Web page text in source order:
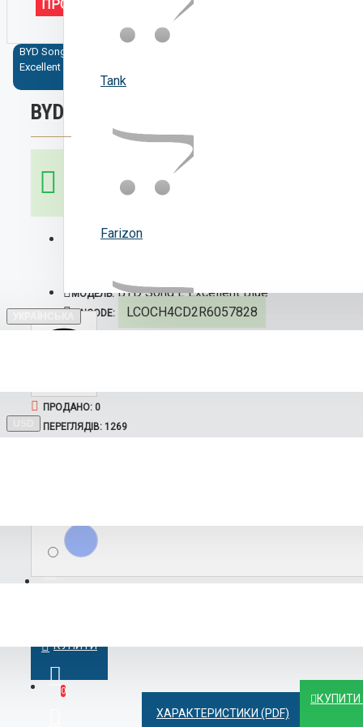
Tank
Farizon
0
ПРОДАНО
BYD Song L
Excellent Blue
BYD SONG L EXCELLENT BLUE
ЗАМОВЛЕННЯ З
МОДЕЛЬ: BYD Song L Excellent Blue
VINCODE: LCOCH4CD2R6057828
ПРОДАНО: 0
ПЕРЕГЛЯДІВ: 1269
КУПИТИ
ХАРАКТЕРИСТИКИ (PDF)
КУПИТИ